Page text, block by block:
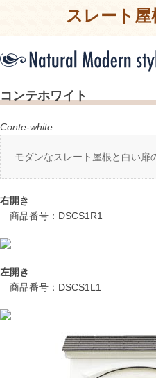
スレート
コンテホワイト
Conte-white
モダンなスレート屋根と白い扉
右開き
商品番号：DSCS1R1
左開き
商品番号：DSCS1L1